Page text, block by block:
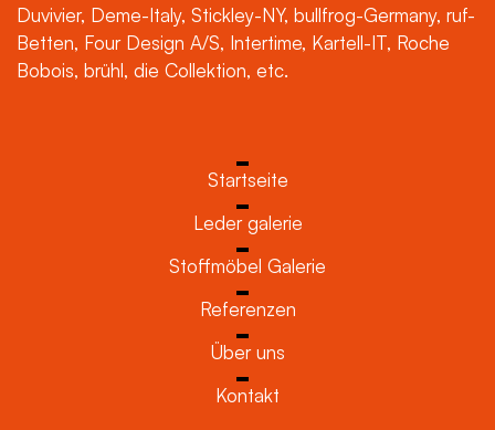
Duvivier, Deme-Italy, Stickley-NY, bullfrog-Germany, ruf-
Betten, Four Design A/S, Intertime, Kartell-IT, Roche
Bobois, brühl, die Collektion, etc.
Startseite
Leder galerie
Stoffmöbel Galerie
Referenzen
Über uns
Kontakt